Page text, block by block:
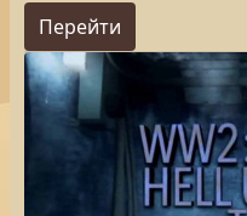
Перейти